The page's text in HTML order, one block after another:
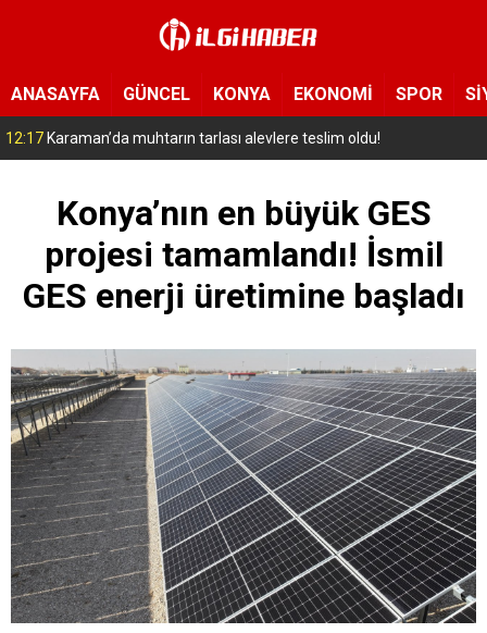
ANASAYFA GÜNCEL KONYA EKONOMİ SPOR
11:52 Konya’da 16 yaşındaki çocuk 3. kattan düştü!
Konya’nın en büyük GES
projesi tamamlandı! İsmil
GES enerji üretimine başladı